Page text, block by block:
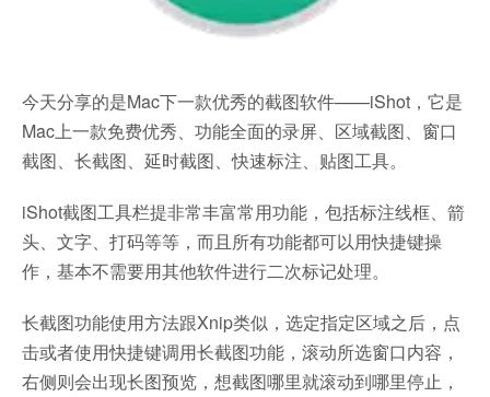
今天分享的是Mac下一款优秀的截图软件——iShot，它是
Mac上一款免费优秀、功能全面的录屏、区域截图、窗口
截图、长截图、延时截图、快速标注、贴图工具。
iShot截图工具栏提非常丰富常用功能，包括标注线框、箭
头、文字、打码等等，而且所有功能都可以用快捷键操
作，基本不需要用其他软件进行二次标记处理。
长截图功能使用方法跟Xnip类似，选定指定区域之后，点
击或者使用快捷键调用长截图功能，滚动所选窗口内容，
右侧则会出现长图预览，想截图哪里就滚动到哪里停止，